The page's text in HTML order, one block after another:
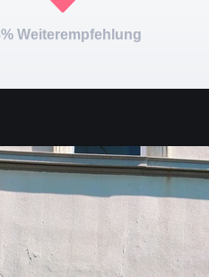
Weiterempfehlung